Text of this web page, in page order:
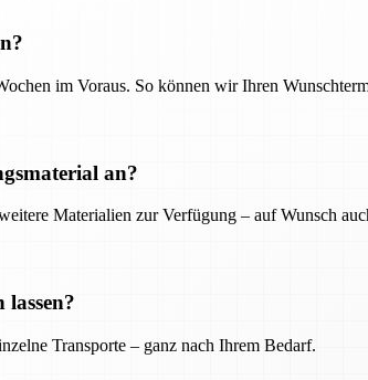
im Voraus. So können wir Ihren
an?
Materialien zur Verfügung – auf Wunsch
Transporte – ganz nach Ihrem Bedarf.